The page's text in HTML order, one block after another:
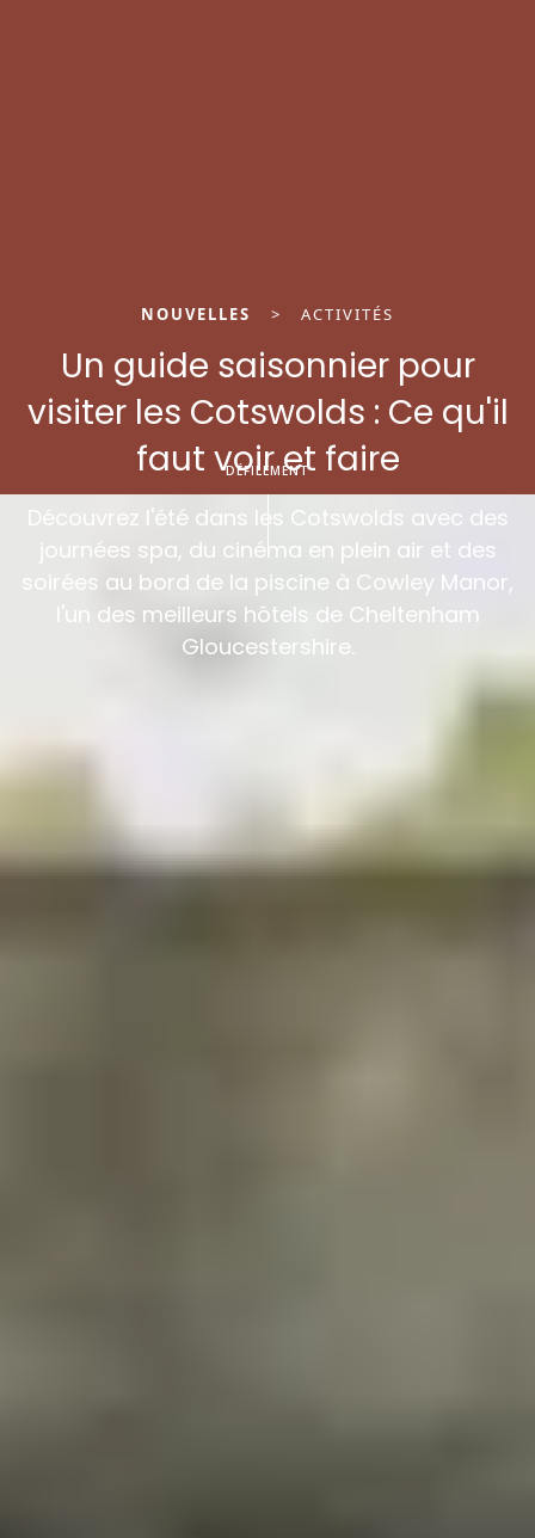
DÉFILEMENT
Un guide saisonnier pour
visiter les Cotswolds : Ce qu'il
faut voir et faire
Découvrez l'été dans les Cotswolds avec des
journées spa, du cinéma en plein air et des
soirées au bord de la piscine à Cowley Manor,
l'un des meilleurs hôtels de Cheltenham
Gloucestershire.
NOUVELLES > ACTIVITÉS